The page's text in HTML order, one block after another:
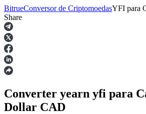
Futuros
BitrueConversor de CriptomoedasYFI para
Share
Converter yearn yfi para
Dollar CAD